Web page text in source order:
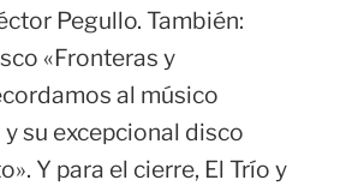
Pegullo. También:
«Fronteras y
al músico
su excepcional disco
Y para el cierre, El Trío y